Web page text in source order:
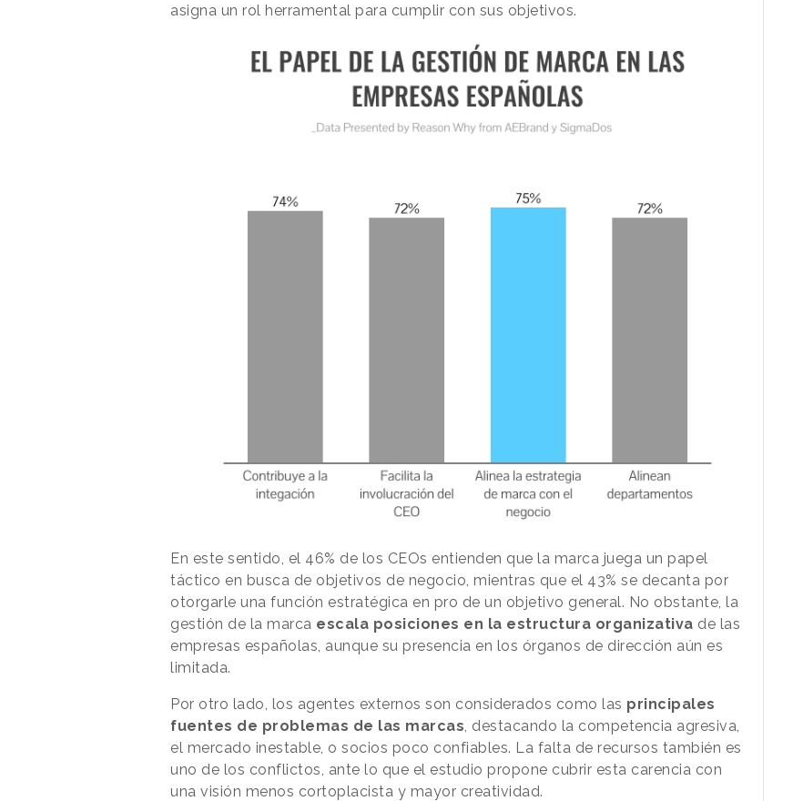
asigna un rol herramental para cumplir con sus objetivos.
En este sentido, el 46% de los CEOs entienden que la marca juega un papel
táctico en busca de objetivos de negocio, mientras que el 43% se decanta por
otorgarle una función estratégica en pro de un objetivo general. No obstante, la
gestión de la marca escala posiciones en la estructura organizativa de las
empresas españolas, aunque su presencia en los órganos de dirección aún es
limitada.
Por otro lado, los agentes externos son considerados como las principales
fuentes de problemas de las marcas , destacando la competencia agresiva,
el mercado inestable, o socios poco confiables. La falta de recursos también es
uno de los conflictos, ante lo que el estudio propone cubrir esta carencia con
una visión menos cortoplacista y mayor creatividad.